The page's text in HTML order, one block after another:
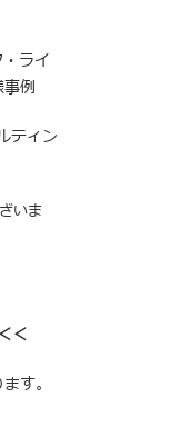
ライ
例
ティン
いま
＜
す。